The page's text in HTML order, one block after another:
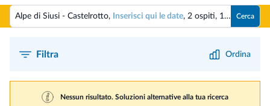
Alpe di Siusi - Castelrotto, Inserisci qui le date, 2 ospiti, 1 camera Cerca
Filtra Ordina
Nessun risultato. Soluzioni alternative alla tua ricerca